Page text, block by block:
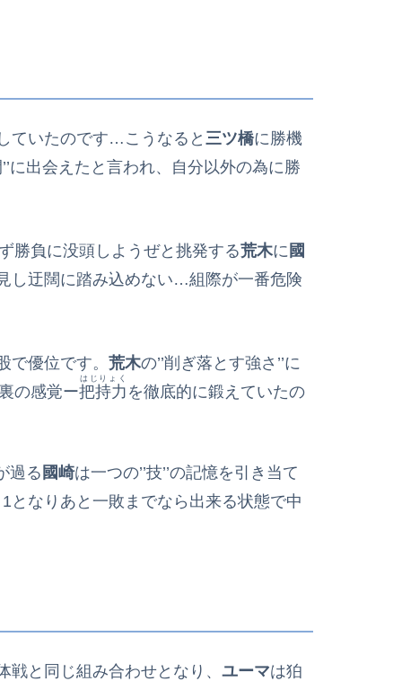
ていたのです…こうなると 三ツ橋に勝機
に出会えたと言われ、自分以外の為に勝
勝負に没頭しようぜと挑発する荒木に 國
し迂闊に踏み込めない…組際が一番危険
で優位です。 荒木の’’削ぎ落とす強さ’’に
の感覚ー把持力
はじりょく
を徹底的に鍛えていたの
過る 國崎は一つの’’技’’の記憶を引き当て
1となりあと一敗までなら出来る状態で中
と同じ組み合わせとなり、 ユーマは狛